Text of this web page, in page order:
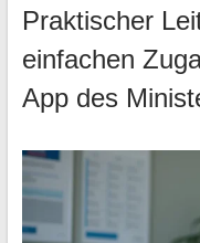
Praktischer
einfachen
App des